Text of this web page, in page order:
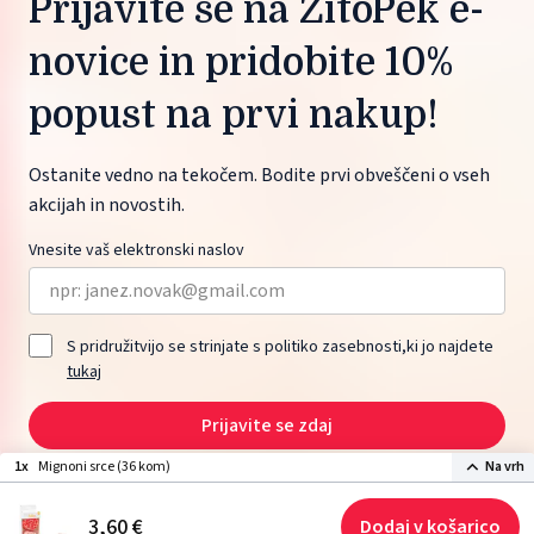
1x Mignoni srce (36 kom) Na vrh
3,60€ Dodaj v košarico
Prijavite se na ŽitoPek e-
novice in pridobite 10%
popust na prvi nakup!
Ostanite vedno na tekočem. Bodite prvi obveščeni o vseh
akcijah in novostih.
Vnesite vaš elektronski naslov
S pridružitvijo se strinjate s politiko zasebnosti,ki jo najdete
tukaj
Prijavite se zdaj
2026 © ŽITO maloprodaja d.o.o., Moskovska ulica 1, 1000 Ljubljana, Slovenia.